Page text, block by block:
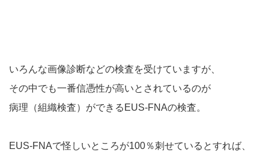
いろんな画像診断などの検査を受けていますが、
その中でも一番信憑性が高いとされているのが
病理（組織検査）ができるEUS-FNAの検査。
EUS-FNAで怪しいところが100％刺せているとすれば、